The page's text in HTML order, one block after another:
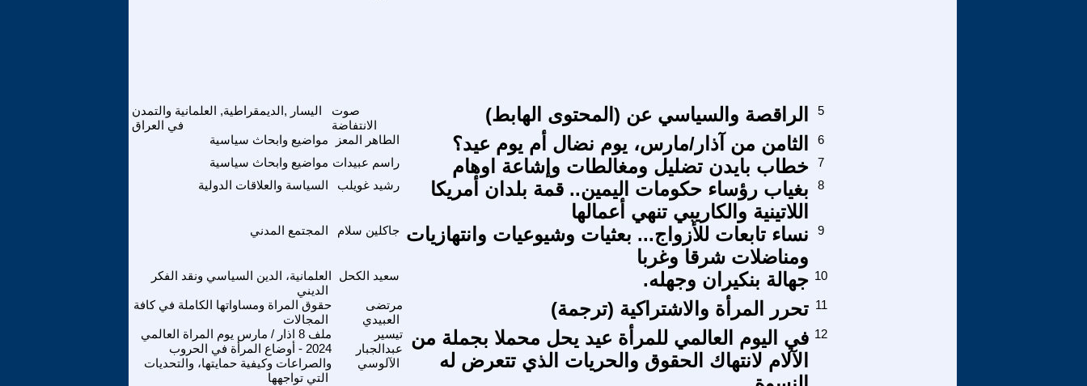
اليسار ,الديمقراطية, العلمانية والتمدن
في العراق
صوت
الانتفاضة
الراقصة والسياسي عن (المحتوى الهابط) 5
مواضيع وابحاث سياسية الطاهر المعز الثامن من آذار/مارس، يوم نضال أم يوم عيد؟
6
مواضيع وابحاث سياسية راسم عبيدات خطاب بايدن تضليل ومغالطات وإشاعة اوهام
7
السياسة والعلاقات الدولية
رشيد غويلب
بغياب رؤساء حكومات اليمين.. قمة بلدان أمريكا
اللاتينية والكاريبي تنهي أعمالها
8
المجتمع المدني جاكلين سلام نساء تابعات للأزواج... بعثيات وشيوعيات وانتهازيات
ومناضلات شرقا وغربا
9
العلمانية، الدين السياسي ونقد الفكر
الديني
سعيد الكحل جهالة بنكيران وجهله. 10
حقوق المراة ومساواتها الكاملة في كافة
المجالات
مرتضى
العبيدي
تحرر المرأة والاشتراكية (ترجمة) 11
ملف 8 اذار / مارس يوم المراة العالمي
2024 - أوضاع المرأة في الحروب
والصراعات وكيفية حمايتها، والتحديات
التي تواجهها
تيسير
عبدالجبار
الآلوسي
في اليوم العالمي للمرأة عيد يحل محملا بجملة من
الآلام لانتهاك الحقوق والحريات الذي تتعرض له
12